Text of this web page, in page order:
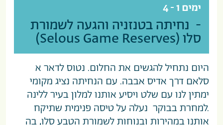
ימים 1 - 4
- נחיתה בטנזניה והגעה לשמורת
סלו (Selous Game Reserves)
היום נתחיל להגשים את החלום. נטוס לדאר א
סלאם דרך אדיס אבבה. עם הנחיתה נציג מקומי
ימתין לנו עם שלט ויסיע אותנו למלון בעיר ללינה
.למחרת בבוקר נעלה על טיסה פנימית שתיקח
אותנו במהירות ובנוחות לשמורת הטבע סלו, בה